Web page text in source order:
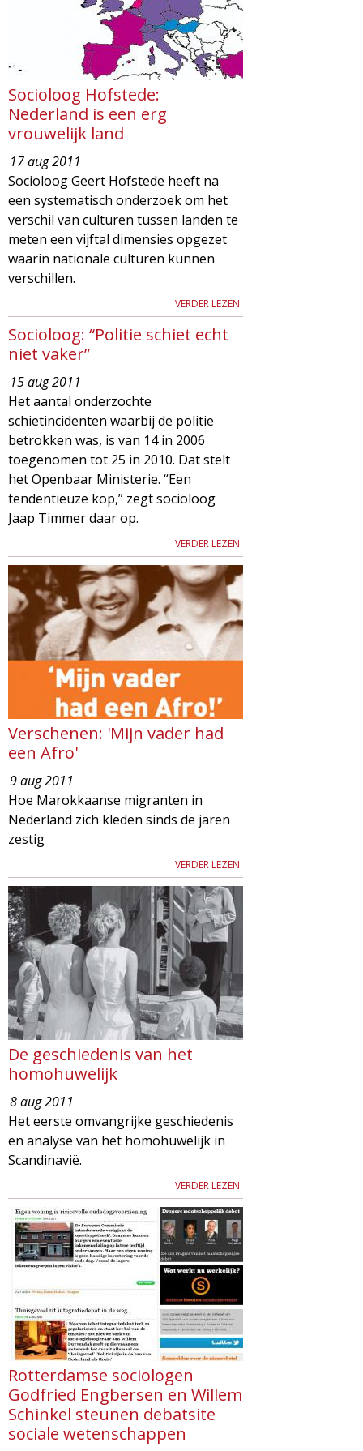
Socioloog Hofstede:
Nederland is een erg
vrouwelijk land
17 aug 2011
Socioloog Geert Hofstede heeft na
een systematisch onderzoek om het
verschil van culturen tussen landen te
meten een vijftal dimensies opgezet
waarin nationale culturen kunnen
verschillen.
VERDER LEZEN
Socioloog: “Politie schiet echt
niet vaker”
15 aug 2011
Het aantal onderzochte
schietincidenten waarbij de politie
betrokken was, is van 14 in 2006
toegenomen tot 25 in 2010. Dat stelt
het Openbaar Ministerie. “Een
tendentieuze kop,” zegt socioloog
Jaap Timmer daar op.
VERDER LEZEN
Verschenen: 'Mijn vader had
een Afro'
9 aug 2011
Hoe Marokkaanse migranten in
Nederland zich kleden sinds de jaren
zestig
VERDER LEZEN
De geschiedenis van het
homohuwelijk
8 aug 2011
Het eerste omvangrijke geschiedenis
en analyse van het homohuwelijk in
Scandinavië.
VERDER LEZEN
Rotterdamse sociologen
Godfried Engbersen en Willem
Schinkel steunen debatsite
sociale wetenschappen